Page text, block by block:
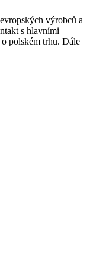
výrobců a
s hlavními
polském trhu. Dále